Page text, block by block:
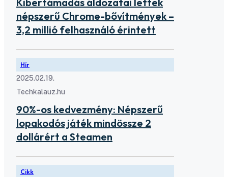
népszerű Chrome-bővítmények –
3,2 millió felhasználó érintett
Hír
2025.02.19.
Techkalauz.hu
90%-os kedvezmény: Népszerű
lopakodós játék mindössze 2
dollárért a Steamen
Cikk